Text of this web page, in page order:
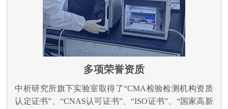
多项荣誉资质
中析研究所旗下实验室取得了“CMA检验检测机构资质
认定证书”、“CNAS认可证书”、“ISO证书”、“国家高新